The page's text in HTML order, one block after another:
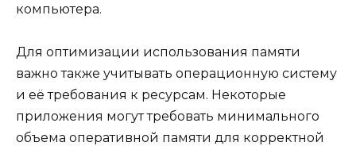
компьютера.
Для оптимизации использования памяти
важно также учитывать операционную систему
и её требования к ресурсам. Некоторые
приложения могут требовать минимального
объема оперативной памяти для корректной